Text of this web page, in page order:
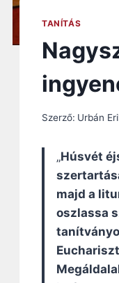
TANÍTÁS
Szerző: Urbán
„Húsvét
majd a
oszlassa